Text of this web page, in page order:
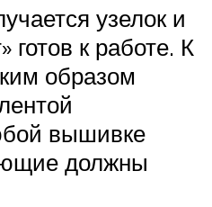
узелок и
готов к работе. К
образом
вышивке
должны